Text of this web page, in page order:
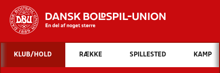
Hvad vil du søge efter?
INDHOLD OG NYHEDER
KLUB/HOLD RÆKKE SPILLESTED KAMP